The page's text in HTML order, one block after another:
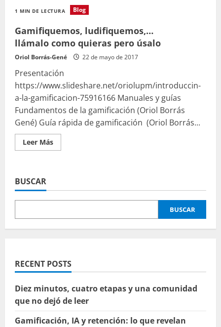
1 MIN DE LECTURA Blog
Gamifiquemos, ludifiquemos,…
llámalo como quieras pero úsalo
Oriol Borrás-Gené 22 de mayo de 2017
Presentación
https://www.slideshare.net/oriolupm/introduccin-
a-la-gamificacion-75916166 Manuales y guías
Fundamentos de la gamificación (Oriol Borrás
Gené) Guía rápida de gamificación (Oriol Borrás...
Leer MásLeer
más
llámalo como
BUSCAR
BUSCAR
RECENT POSTS
Diez minutos, cuatro etapas y una comunidad
que no dejó de leer
Gamificación, IA y retención: lo que revelan